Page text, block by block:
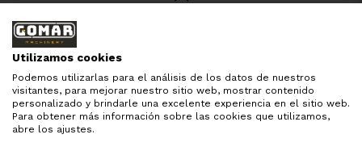
© 2021 Gomar Machinery -
Privacidad
Todas las marcas aquí mencionadas son de simple
referencia, es solo para especificar los productos que
comercializamos y el servicio que brindamos. Nuestra
empresa respeta todos los derechos de marca reservados
Utilizamos cookies
Podemos utilizarlas para el análisis de los datos de nuestros
visitantes, para mejorar nuestro sitio web, mostrar contenido
personalizado y brindarle una excelente experiencia en el sitio web.
Para obtener más información sobre las cookies que utilizamos,
abre los ajustes.